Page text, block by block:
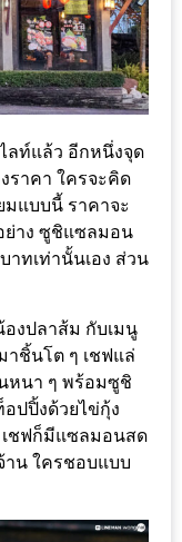
ลท์แล้ว อีกหนึ่งจุด
ราคา ใครจะคิด
แบบนี้ ราคาจะ
ย่าง ซูชิแซลมอน
าทเท่านั้นเอง ส่วน
องปลาส้ม กับเมนู
ชิ้นโต ๆ เชฟแล่
หนา ๆ พร้อมซูชิ
ปปิ้งด้วยไข่กุ้ง
ชฟก็มีแซลมอนสด
าน ใครชอบแบบ